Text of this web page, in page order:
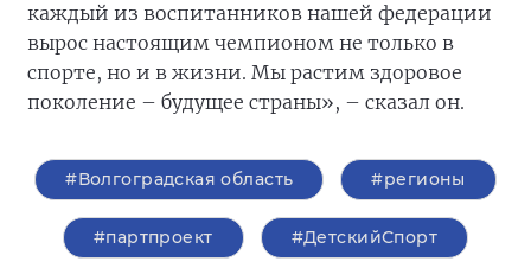
каждый из воспитанников нашей федерации
вырос настоящим чемпионом не только в
спорте, но и в жизни. Мы растим здоровое
поколение – будущее страны», – сказал он.
#Волгоградская область #регионы
#партпроект #ДетскийСпорт